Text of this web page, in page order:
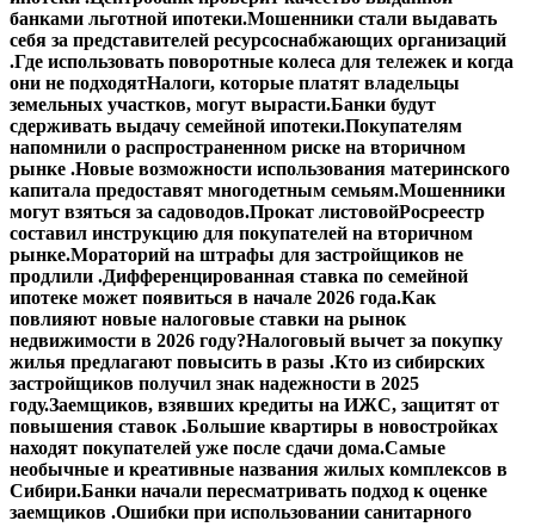
банками льготной ипотеки.Мошенники стали выдавать
себя за представителей ресурсоснабжающих организаций
.Где использовать поворотные колеса для тележек и когда
они не подходятНалоги, которые платят владельцы
земельных участков, могут вырасти.Банки будут
сдерживать выдачу семейной ипотеки.Покупателям
напомнили о распространенном риске на вторичном
рынке .Новые возможности использования материнского
капитала предоставят многодетным семьям.Мошенники
могут взяться за садоводов.Прокат листовойРосреестр
составил инструкцию для покупателей на вторичном
рынке.Мораторий на штрафы для застройщиков не
продлили .Дифференцированная ставка по семейной
ипотеке может появиться в начале 2026 года.Как
повлияют новые налоговые ставки на рынок
недвижимости в 2026 году?Налоговый вычет за покупку
жилья предлагают повысить в разы .Кто из сибирских
застройщиков получил знак надежности в 2025
году.Заемщиков, взявших кредиты на ИЖС, защитят от
повышения ставок .Большие квартиры в новостройках
находят покупателей уже после сдачи дома.Самые
необычные и креативные названия жилых комплексов в
Сибири.Банки начали пересматривать подход к оценке
заемщиков .Ошибки при использовании санитарного